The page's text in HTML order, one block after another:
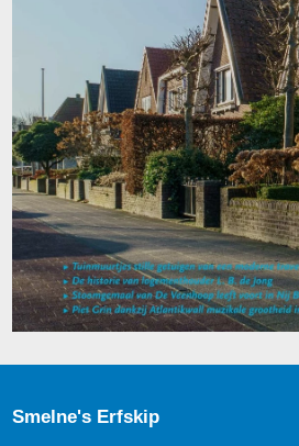
Smelne's Erfskip